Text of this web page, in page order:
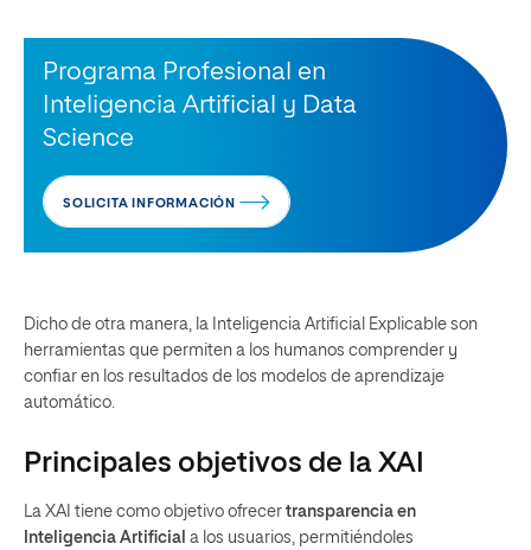
Programa Profesional en
Inteligencia Artificial y Data
Science
SOLICITA INFORMACIÓN
Dicho de otra manera, la Inteligencia Artificial Explicable son
herramientas que permiten a los humanos comprender y
confiar en los resultados de los modelos de aprendizaje
automático.
Principales objetivos de la XAI
La XAI tiene como objetivo ofrecer transparencia en
Inteligencia Artificial a los usuarios, permitiéndoles